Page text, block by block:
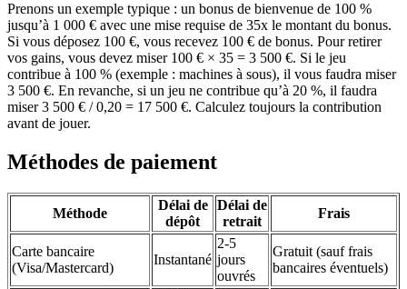
Prenons un exemple typique : un bonus de bienvenue de 100 %
jusqu’à 1 000 € avec une mise requise de 35x le montant du bonus.
Si vous déposez 100 €, vous recevez 100 € de bonus. Pour retirer
vos gains, vous devez miser 100 € × 35 = 3 500 €. Si le jeu
contribue à 100 % (exemple : machines à sous), il vous faudra miser
3 500 €. En revanche, si un jeu ne contribue qu’à 20 %, il faudra
miser 3 500 € / 0,20 = 17 500 €. Calculez toujours la contribution
avant de jouer.
Méthodes de paiement
Méthode
Délai de
dépôt
Délai de
retrait
Frais
Carte bancaire
(Visa/Mastercard)
Instantané
2-5
jours
ouvrés
Gratuit (sauf frais
bancaires éventuels)